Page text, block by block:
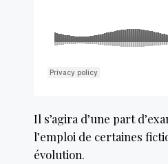
Il s’agira d’une part
l’emploi de certaines
évolution.